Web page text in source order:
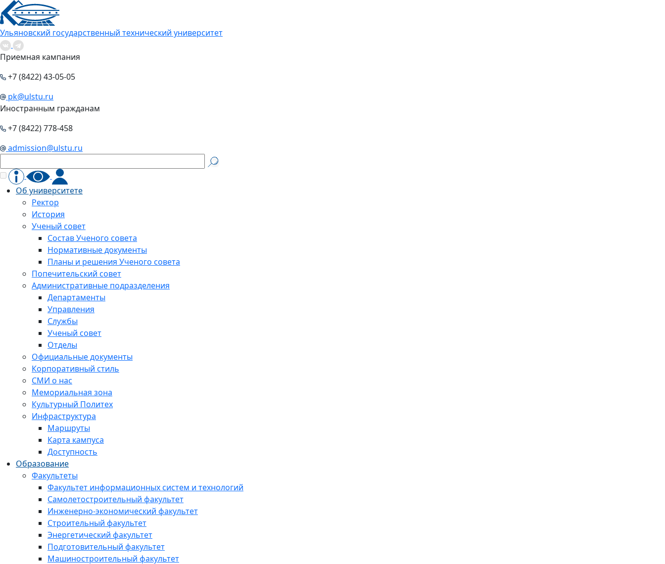
Ульяновский государственный технический университет
Приемная кампания
+7 (8422) 43-05-05
pk@ulstu.ru
Иностранным гражданам
+7 (8422) 778-458
admission@ulstu.ru
Об университете
Ректор
История
Ученый совет
Состав Ученого совета
Нормативные документы
Планы и решения Ученого совета
Попечительский совет
Административные подразделения
Департаменты
Управления
Службы
Ученый совет
Отделы
Официальные документы
Корпоративный стиль
СМИ о нас
Мемориальная зона
Культурный Политех
Инфраструктура
Маршруты
Карта кампуса
Доступность
Образование
Факультеты
Факультет информационных систем и технологий
Самолетостроительный факультет
Инженерно-экономический факультет
Строительный факультет
Энергетический факультет
Подготовительный факультет
Машиностроительный факультет